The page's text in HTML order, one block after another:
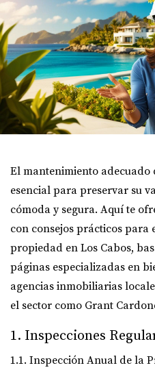
El mantenimiento adecuado
esencial para preservar su
cómoda y segura. Aquí te
con consejos prácticos para
propiedad en Los Cabos,
páginas especializadas en
agencias inmobiliarias
el sector como Grant
1. Inspecciones
1.1. Inspección Anual de la